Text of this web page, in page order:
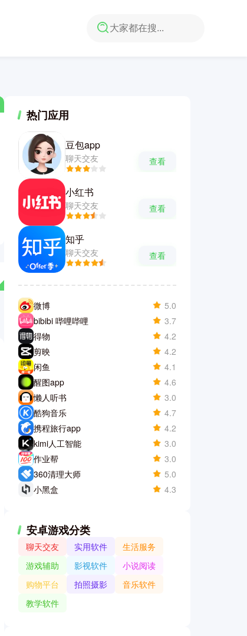
热门应用
豆包app
聊天交友 查看
小红书
聊天交友 查看
知乎
聊天交友 查看
微博
5.0
bibibi 哔哩哔哩
3.7
得物
4.2
剪映
4.2
闲鱼
4.1
醒图app
4.6
懒人听书
3.0
酷狗音乐
4.7
携程旅行app
4.2
kimi人工智能
3.0
作业帮
3.0
360清理大师
5.0
小黑盒
4.3
安卓游戏分类
聊天交友 实用软件
生活服务
游戏辅助
影视软件
小说阅读
购物平台
拍照摄影
音乐软件
教学软件